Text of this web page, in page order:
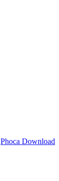
Phoca Download